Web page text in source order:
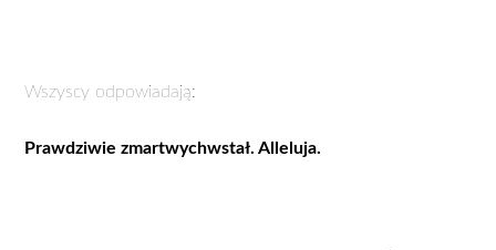
Wszyscy odpowiadają:
Prawdziwie zmartwychwstał. Alleluja.